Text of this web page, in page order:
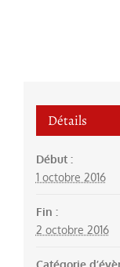
Détails
Début :
1 octobre 2016
Fin :
2 octobre 2016
Catégorie